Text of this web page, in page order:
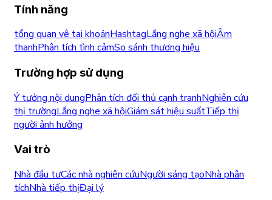
Tính năng
tổng quan vê tai khoảnHashtagLắng nghe xã hộiÂm
thanhPhân tích tình cảmSo sánh thương hiệu
Trường hợp sử dụng
Ý tưởng nội dungPhân tích đối thủ cạnh tranhNghiên cứu
thị trườngLắng nghe xã hộiGiám sát hiệu suấtTiếp thị
người ảnh hưởng
Vai trò
Nhà đầu tưCác nhà nghiên cứuNgười sáng tạoNhà phân
tíchNhà tiếp thịĐại lý